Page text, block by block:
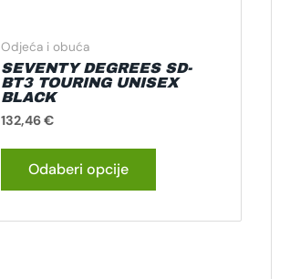
Odjeća i obuća
SEVENTY DEGREES SD-
BT3 TOURING UNISEX
BLACK
132,46€
Odaberi opcije